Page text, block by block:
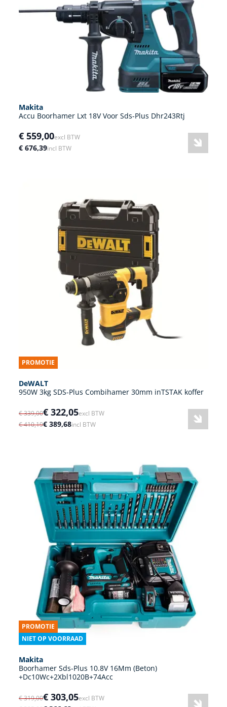
Makita
Accu Boorhamer Lxt 18V Voor Sds-Plus Dhr243Rtj
€ 559,00excl BTW
€ 676,39incl BTW
PROMOTIE
DeWALT
950W 3kg SDS-Plus Combihamer 30mm inTSTAK koffer
€ 339,00€ 322,05excl BTW
€ 410,19€ 389,68incl BTW
PROMOTIE
NIET OP VOORRAAD
Makita
Boorhamer Sds-Plus 10.8V 16Mm (Beton)
+Dc10Wc+2Xbl1020B+74Acc
€ 319,00€ 303,05excl BTW